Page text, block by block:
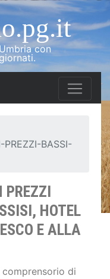
con
PREZZI-BASSI-
PREZZI
HOTEL
E ALLA
di